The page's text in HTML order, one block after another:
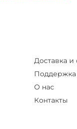
Доставка и
Поддержка
О нас
Контакты